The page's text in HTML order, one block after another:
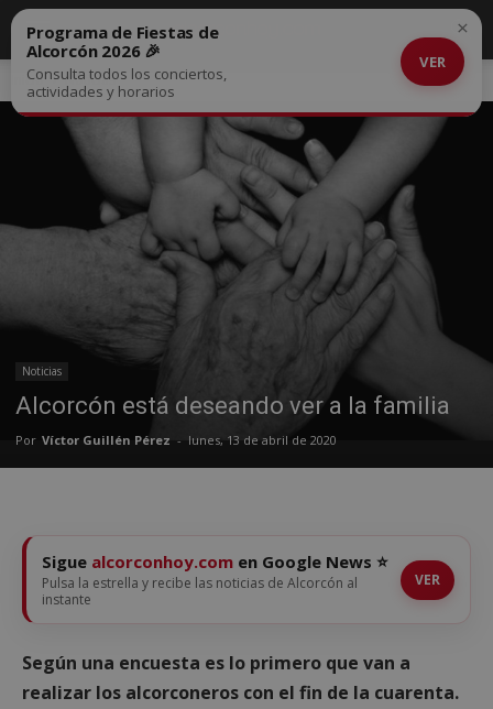
Inicio Noticias
Noticias
Alcorcón está deseando ver a la familia
Por Víctor Guillén Pérez - lunes, 13 de abril de 2020
Programa de Fiestas de
Alcorcón 2026 🎉
Consulta todos los conciertos,
actividades y horarios
VER
×
Sigue alcorconhoy.com en Google News ⭐
Pulsa la estrella y recibe las noticias de Alcorcón al
instante
VER
Según una encuesta es lo primero que van a
realizar los alcorconeros con el fin de la cuarenta.